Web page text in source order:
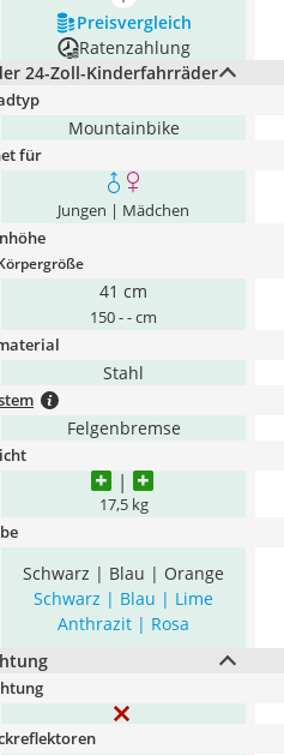
Preis­vergleich
Ratenzahlung
24-Zoll-Kinderfahrräder
Mountainbike
für
Jungen | Mädchen
41 cm
150 - - cm
Stahl
Felgenbremse
17,5 kg
Schwarz | Blau | Orange
Schwarz | Blau | Lime
Anthrazit | Rosa